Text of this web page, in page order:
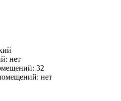
нет
32
нет